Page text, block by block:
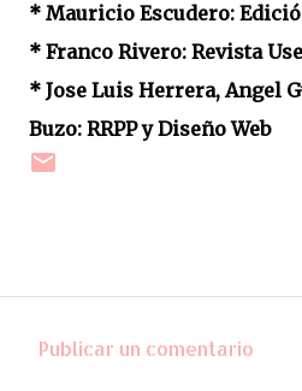
* Mauricio Escudero:
* Franco Rivero: Revista
* Jose Luis Herrera, Angel
Buzo: RRPP y Diseño Web
Publicar un comentario